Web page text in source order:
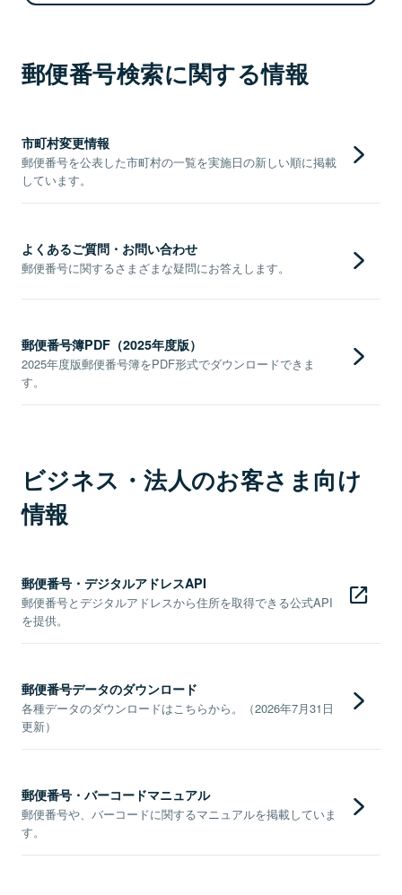
郵便番号検索に関する情報
市町村変更情報
郵便番号を公表した市町村の一覧を実施日の新しい順に掲載
しています。
よくあるご質問・お問い合わせ
郵便番号に関するさまざまな疑問にお答えします。
郵便番号簿PDF（2025年度版）
2025年度版郵便番号簿をPDF形式でダウンロードできま
す。
ビジネス・法人のお客さま向け
情報
郵便番号・デジタルアドレスAPI
郵便番号とデジタルアドレスから住所を取得できる公式API
を提供。
郵便番号データのダウンロード
各種データのダウンロードはこちらから。（2026年7月31日
更新）
郵便番号・バーコードマニュアル
郵便番号や、バーコードに関するマニュアルを掲載していま
す。